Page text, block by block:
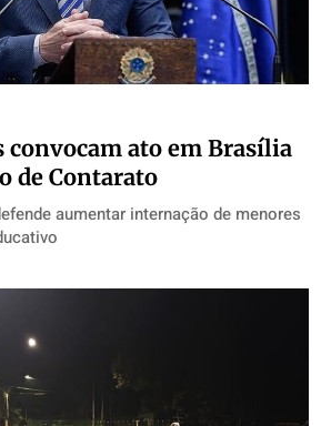
convocam ato em Brasília
de Contarato
aumentar internação de menores